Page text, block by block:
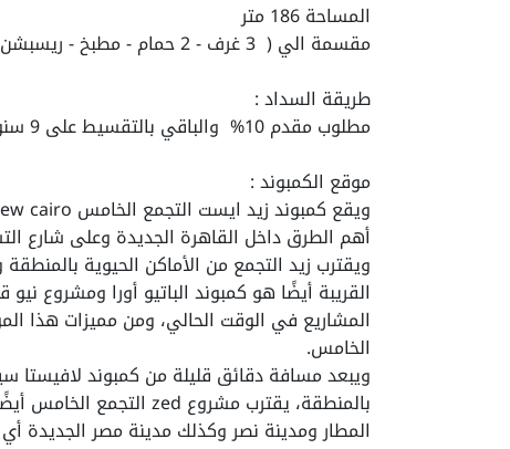
المساحة 186 متر
مقسمة الي ( 3 غرف - 2 حمام - مطبخ - ريسبشن )
طريقة السداد :
مطلوب مقدم 10% والباقي بالتقسيط على 9 سنوات بدون فوائد اقساط متساوية
موقع الكمبوند :
ويقع كمبوند زيد ايست التجمع الخامس cairo
أهم الطرق داخل القاهرة الجديدة وعلى شارع
ويقترب زيد التجمع من الأماكن الحيوية
القريبة أيضًا هو كمبوند الباتيو أورا ومشروع
المشاريع في الوقت الحالي، ومن مميزات هذا
الخامس.
ويبعد مسافة دقائق قليلة من كمبوند لافيستا
بالمنطقة، يقترب مشروع zed التجمع الخامس
المطار ومدينة نصر وكذلك مدينة مصر